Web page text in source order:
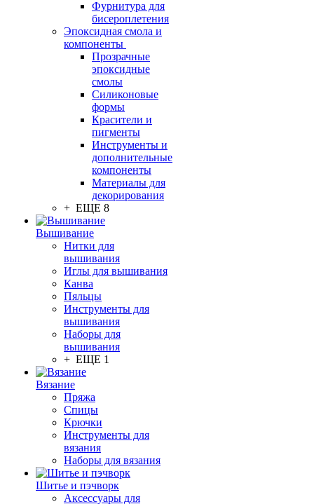
Фурнитура для
бисероплетения
Эпоксидная смола и
компоненты
Прозрачные
эпоксидные
смолы
Силиконовые
формы
Красители и
пигменты
Инструменты и
дополнительные
компоненты
Материалы для
декорирования
+ ЕЩЕ 8
Вышивание
Нитки для
вышивания
Иглы для вышивания
Канва
Пяльцы
Инструменты для
вышивания
Наборы для
вышивания
+ ЕЩЕ 1
Вязание
Пряжа
Спицы
Крючки
Инструменты для
вязания
Наборы для вязания
Шитье и пэчворк
Аксессуары для